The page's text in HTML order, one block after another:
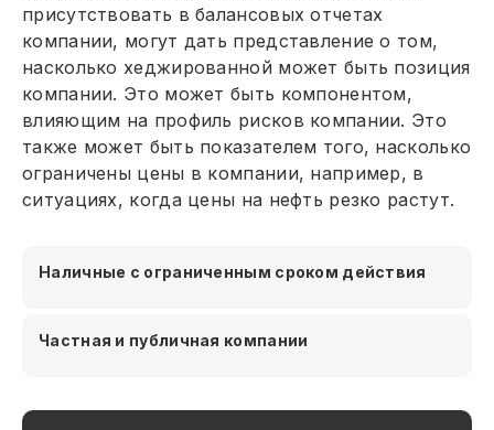
присутствовать в балансовых отчетах
компании, могут дать представление о том,
насколько хеджированной может быть позиция
компании. Это может быть компонентом,
влияющим на профиль рисков компании. Это
также может быть показателем того, насколько
ограничены цены в компании, например, в
ситуациях, когда цены на нефть резко растут.
Наличные с ограниченным сроком действия
Частная и публичная компании